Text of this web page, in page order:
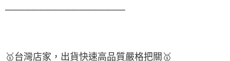
──────────────────
🥇 台灣店家，出貨快速高品質嚴格把關 🥇